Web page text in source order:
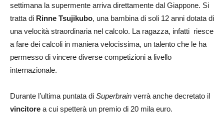
settimana la supermente arriva direttamente dal Giappone. Si
tratta di Rinne Tsujikubo, una bambina di soli 12 anni dotata di
una velocità straordinaria nel calcolo. La ragazza, infatti riesce
a fare dei calcoli in maniera velocissima, un talento che le ha
permesso di vincere diverse competizioni a livello
internazionale.
Durante l’ultima puntata di Superbrain verrà anche decretato il
vincitore a cui spetterà un premio di 20 mila euro.